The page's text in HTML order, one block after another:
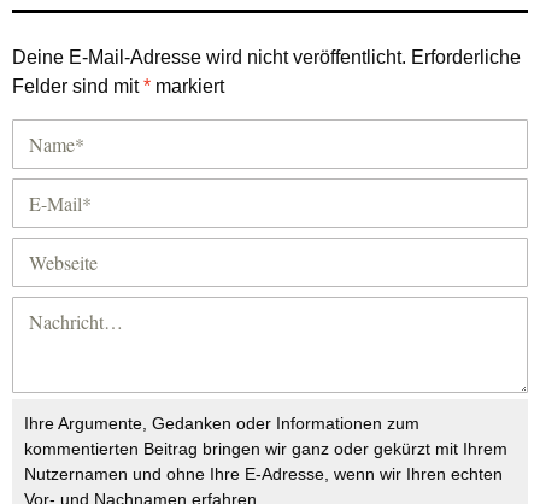
Deine E-Mail-Adresse wird nicht veröffentlicht. Erforderliche
Felder sind mit* markiert
Ihre Argumente, Gedanken oder Informationen zum
kommentierten Beitrag bringen wir ganz oder gekürzt mit Ihrem
Nutzernamen und ohne Ihre E-Adresse, wenn wir Ihren echten
Vor- und Nachnamen erfahren.